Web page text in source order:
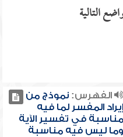
التالية
الفهرس:نموذج من
إيراد المفسر لما فيه
مناسبة في تفسير الآية
وما ليس فيه مناسبة